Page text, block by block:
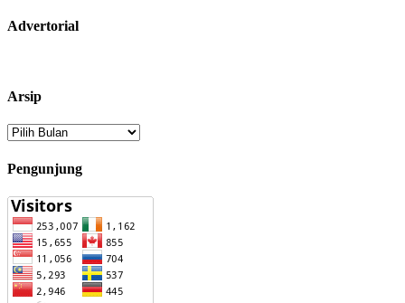
Advertorial
Arsip
Arsip
Pengunjung